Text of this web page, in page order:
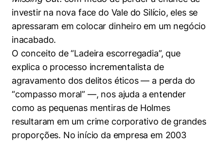
investir na nova face do Vale do Silício, eles se
apressaram em colocar dinheiro em um negócio
inacabado.
O conceito de “Ladeira escorregadia”, que
explica o processo incrementalista de
agravamento dos delitos éticos — a perda do
“compasso moral” —, nos ajuda a entender
como as pequenas mentiras de Holmes
resultaram em um crime corporativo de grandes
proporções. No início da empresa em 2003